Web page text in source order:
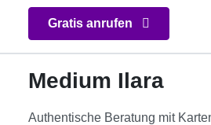
Gratis anrufen
Medium Ilara
Authentische Beratung mit